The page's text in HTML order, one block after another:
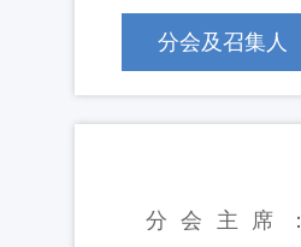
分会及召集人
分会主席：